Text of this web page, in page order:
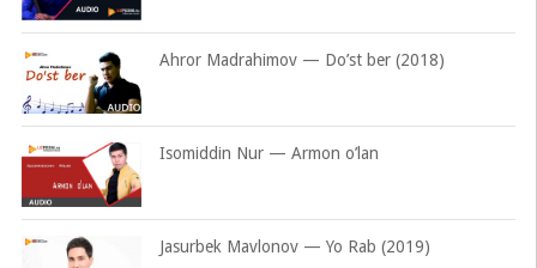
Ahror Madrahimov — Do’st ber (2018)
Isomiddin Nur — Armon o’lan
Jasurbek Mavlonov — Yo Rab (2019)